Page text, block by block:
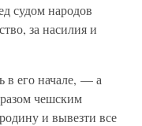
судом народов
за насилия и
в его начале, — а
чешским
и вывезти все